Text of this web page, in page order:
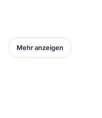
Mehr anzeigen